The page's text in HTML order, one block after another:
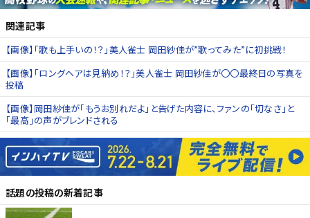
関連記事
【画像】「歌も上手いの！？」美人雀士 岡田紗佳が”歌ってみた”に初挑戦！
【画像】「ロングヘアは見納め！？」美人雀士 岡田紗佳が〇〇最終日の写真を
投稿
【画像】岡田紗佳が「もうお別れだよ」と告げた内容に、ファンの「切なさ」と
「最高」の声がブレンドされる
話題の投稿の新着記事